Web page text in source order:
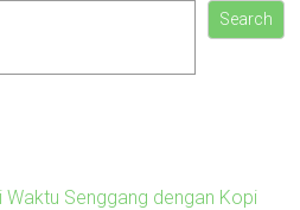
Search
Senggang dengan Kopi